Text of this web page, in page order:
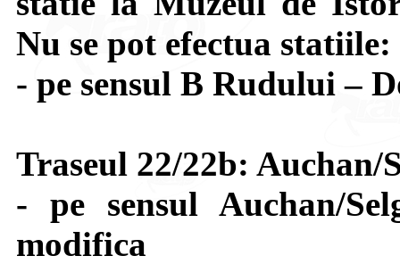
Nu se pot efectua
- pe sensul B Rudului –
Traseul 22/22b:
- pe sensul Auchan/
modifica